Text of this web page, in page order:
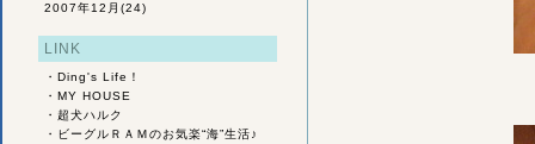
2007年12月 (24)
LINK
・ Ding's Life！
・ MY HOUSE
・ 超犬ハルク
・
ビーグルＲＡＭのお気楽“海”生活♪